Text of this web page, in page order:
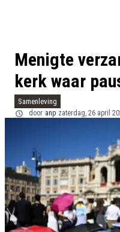
Menigte
kerk waar
Samenleving
door anp zaterdag, 26 april